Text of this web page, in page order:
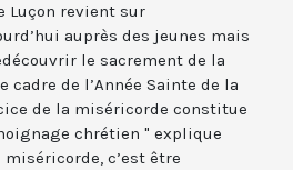
Luçon revient sur
auprès des jeunes mais
le sacrement de la
de l’Année Sainte de la
de la miséricorde constitue
chrétien " explique
c’est être